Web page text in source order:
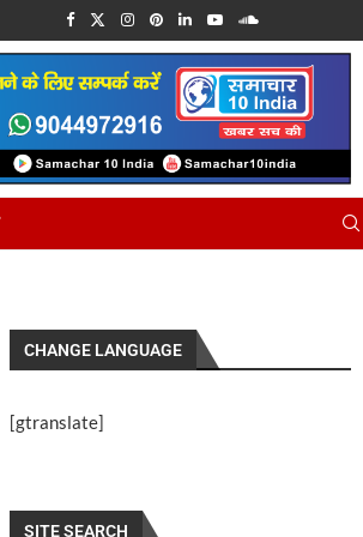
CHANGE LANGUAGE
[gtranslate]
SITE SEARCH